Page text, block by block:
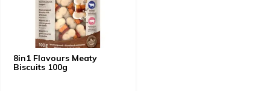
8in1 Flavours Meaty
Biscuits 100g